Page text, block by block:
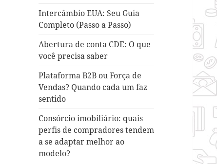
Intercâmbio EUA: Seu Guia
Completo (Passo a Passo)
Abertura de conta CDE: O que
você precisa saber
Plataforma B2B ou Força de
Vendas? Quando cada um faz
sentido
Consórcio imobiliário: quais
perfis de compradores tendem
a se adaptar melhor ao
modelo?